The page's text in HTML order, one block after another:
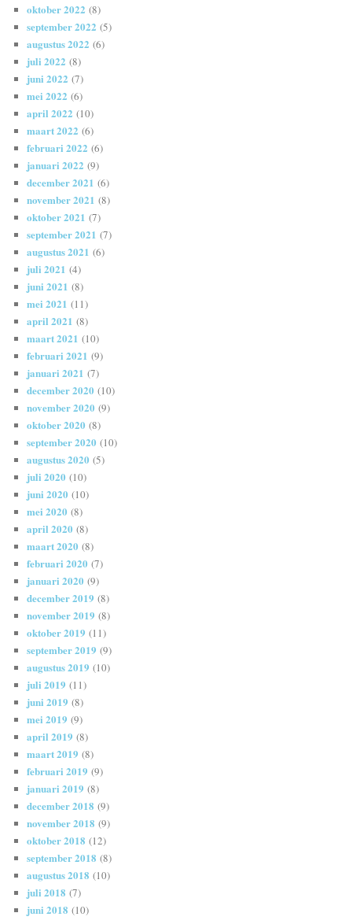
oktober 2022 (8)
september 2022 (5)
augustus 2022 (6)
juli 2022 (8)
juni 2022 (7)
mei 2022 (6)
april 2022 (10)
maart 2022 (6)
februari 2022 (6)
januari 2022 (9)
december 2021 (6)
november 2021 (8)
oktober 2021 (7)
september 2021 (7)
augustus 2021 (6)
juli 2021 (4)
juni 2021 (8)
mei 2021 (11)
april 2021 (8)
maart 2021 (10)
februari 2021 (9)
januari 2021 (7)
december 2020 (10)
november 2020 (9)
oktober 2020 (8)
september 2020 (10)
augustus 2020 (5)
juli 2020 (10)
juni 2020 (10)
mei 2020 (8)
april 2020 (8)
maart 2020 (8)
februari 2020 (7)
januari 2020 (9)
december 2019 (8)
november 2019 (8)
oktober 2019 (11)
september 2019 (9)
augustus 2019 (10)
juli 2019 (11)
juni 2019 (8)
mei 2019 (9)
april 2019 (8)
maart 2019 (8)
februari 2019 (9)
januari 2019 (8)
december 2018 (9)
november 2018 (9)
oktober 2018 (12)
september 2018 (8)
augustus 2018 (10)
juli 2018 (7)
juni 2018 (10)